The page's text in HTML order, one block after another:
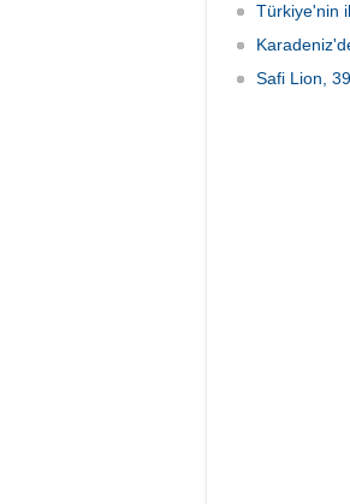
Türkiye'nin
Safi Lion,